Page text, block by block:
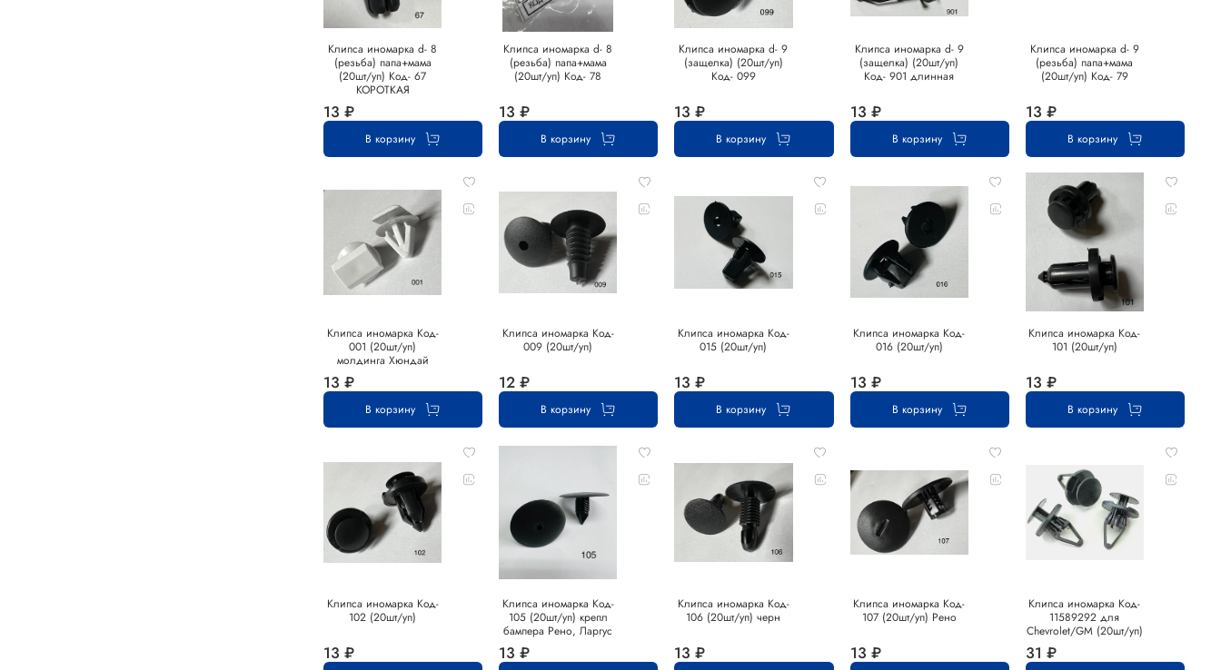
Клипса иномарка d- 8
(резьба) папа+мама
(20шт/уп) Код- 67
КОРОТКАЯ
13 ₽
В корзину
Клипса иномарка d- 8
(резьба) папа+мама
(20шт/уп) Код- 78
13 ₽
В корзину
Клипса иномарка d- 9
(защелка) (20шт/уп)
Код- 099
13 ₽
В корзину
Клипса иномарка d- 9
(защелка) (20шт/уп)
Код- 901 длинная
13 ₽
В корзину
Клипса иномарка d- 9
(резьба) папа+мама
(20шт/уп) Код- 79
13 ₽
В корзину
Клипса иномарка Код-
001 (20шт/уп)
молдинга Хюндай
13 ₽
В корзину
Клипса иномарка Код-
009 (20шт/уп)
12 ₽
В корзину
Клипса иномарка Код-
015 (20шт/уп)
13 ₽
В корзину
Клипса иномарка Код-
016 (20шт/уп)
13 ₽
В корзину
Клипса иномарка Код-
101 (20шт/уп)
13 ₽
В корзину
Клипса иномарка Код-
102 (20шт/уп)
13 ₽
Клипса иномарка Код-
105 (20шт/уп) крепл
бампера Рено, Ларгус
13 ₽
Клипса иномарка Код-
106 (20шт/уп) черн
13 ₽
Клипса иномарка Код-
107 (20шт/уп) Рено
13 ₽
Клипса иномарка Код-
11589292 для
Chevrolet/GM (20шт/уп)
31 ₽